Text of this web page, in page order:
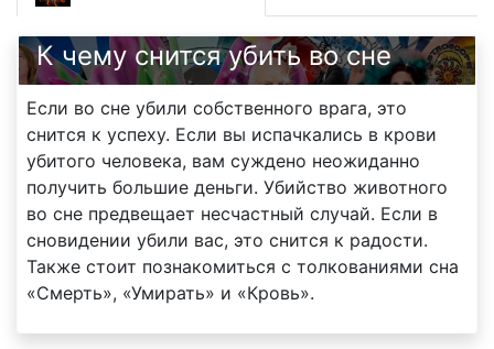
К чему снится убить во сне
Если во сне убили собственного врага, это
снится к успеху. Если вы испачкались в крови
убитого человека, вам суждено неожиданно
получить большие деньги. Убийство животного
во сне предвещает несчастный случай. Если в
сновидении убили вас, это снится к радости.
Также стоит познакомиться с толкованиями сна
«Смерть», «Умирать» и «Кровь».